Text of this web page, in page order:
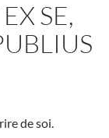
SE,
de soi.